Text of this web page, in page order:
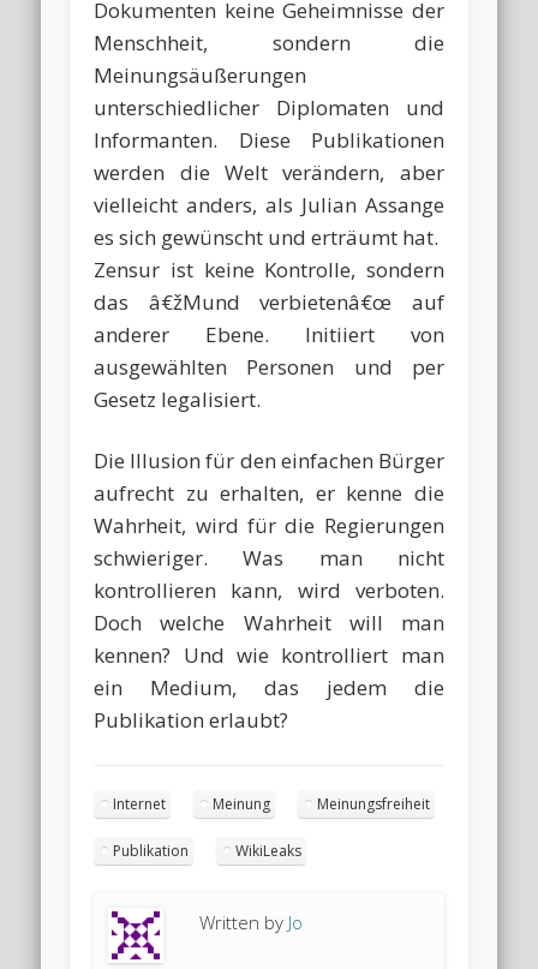
Dokumenten keine Geheimnisse der
Menschheit, sondern die
Meinungsäußerungen
unterschiedlicher Diplomaten und
Informanten. Diese Publikationen
werden die Welt verändern, aber
vielleicht anders, als Julian Assange
es sich gewünscht und erträumt hat.
Zensur ist keine Kontrolle, sondern
das â€žMund verbietenâ€œ auf
anderer Ebene. Initiiert von
ausgewählten Personen und per
Gesetz legalisiert.
Die Illusion für den einfachen Bürger
aufrecht zu erhalten, er kenne die
Wahrheit, wird für die Regierungen
schwieriger. Was man nicht
kontrollieren kann, wird verboten.
Doch welche Wahrheit will man
kennen? Und wie kontrolliert man
ein Medium, das jedem die
Publikation erlaubt?
Internet Meinung Meinungsfreiheit
Publikation WikiLeaks
Written by Jo